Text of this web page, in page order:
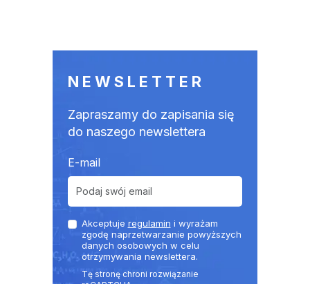
NEWSLETTER
Zapraszamy do zapisania się
do naszego newslettera
E-mail
Akceptuje regulamin i wyrażam
zgodę naprzetwarzanie powyższych
danych osobowych w celu
otrzymywania newslettera.